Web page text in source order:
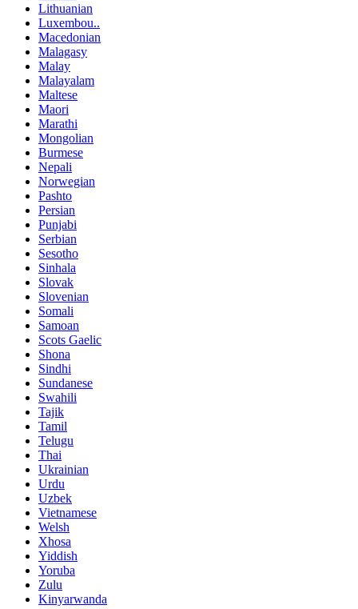
Lithuanian
Luxembou..
Macedonian
Malagasy
Malay
Malayalam
Maltese
Maori
Marathi
Mongolian
Burmese
Nepali
Norwegian
Pashto
Persian
Punjabi
Serbian
Sesotho
Sinhala
Slovak
Slovenian
Somali
Samoan
Scots Gaelic
Shona
Sindhi
Sundanese
Swahili
Tajik
Tamil
Telugu
Thai
Ukrainian
Urdu
Uzbek
Vietnamese
Welsh
Xhosa
Yiddish
Yoruba
Zulu
Kinyarwanda